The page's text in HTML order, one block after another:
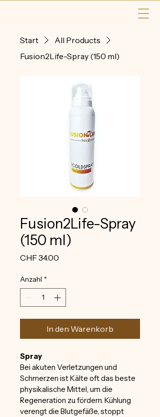
Start
All Products
Fusion2Life-Spray (150 ml)
Fusion2Life-Spray
(150 ml)
CHF 34.00
Anzahl *
In den Warenkorb
Spray
Bei akuten Verletzungen und
Schmerzen ist Kälte oft das beste
physikalische Mittel, um die
Regeneration zu fördern. Kühlung
verengt die Blutgefäße, stoppt